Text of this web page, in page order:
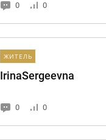
0 0
ЖИТЕЛЬ
IrinaSergeevna
0 0